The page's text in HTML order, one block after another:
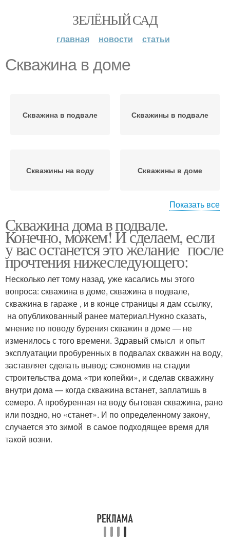
ЗЕЛЁНЫЙ САД
главная новости статьи
Скважина в доме
Скважина в подвале Скважины в подвале
Скважины на воду Скважины в доме
Размещения под домом Скважина под домом
Скважина в частном
доме
Показать все
Скважина дома в подвале.
Конечно, можем! И сделаем, если
у вас останется это желание после
прочтения нижеследующего:
Несколько лет тому назад, уже касались мы этого
вопроса: скважина в доме, скважина в подвале,
скважина в гараже , и в конце страницы я дам ссылку,
на опубликованный ранее материал.Нужно сказать,
мнение по поводу бурения скважин в доме — не
изменилось с того времени. Здравый смысл и опыт
эксплуатации пробуренных в подвалах скважин на воду,
заставляет сделать вывод: сэкономив на стадии
строительства дома «три копейки», и сделав скважину
внутри дома — когда скважина встанет, заплатишь в
семеро. А пробуренная на воду бытовая скважина, рано
или поздно, но «станет». И по определенному закону,
случается это зимой в самое подходящее время для
такой возни.